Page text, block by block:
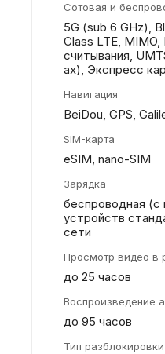
Сотовая и
5G (sub 6 GHz),
Class LTE,
считывания,
ax), Экспресс
Навигация
BeiDou, GPS,
SIM-карта
eSIM, nano-SIM
Зарядка
беспроводная
устройств
сети
Просмотр видео в
до 25 часов
Воспроизведение
до 95 часов
Тип разблокировки